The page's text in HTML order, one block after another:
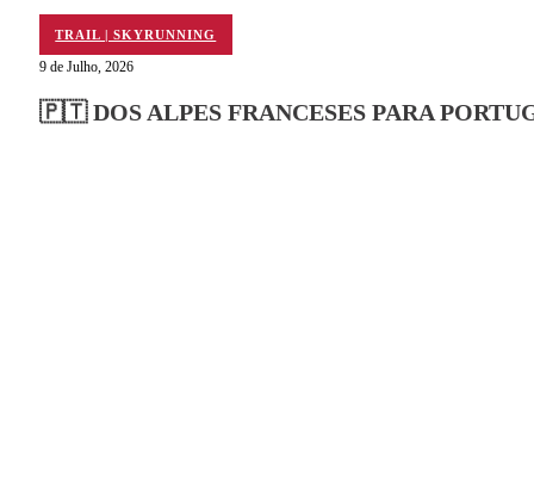
TRAIL | SKYRUNNING
9 de Julho, 2026
🇵🇹 DOS ALPES FRANCESES PARA